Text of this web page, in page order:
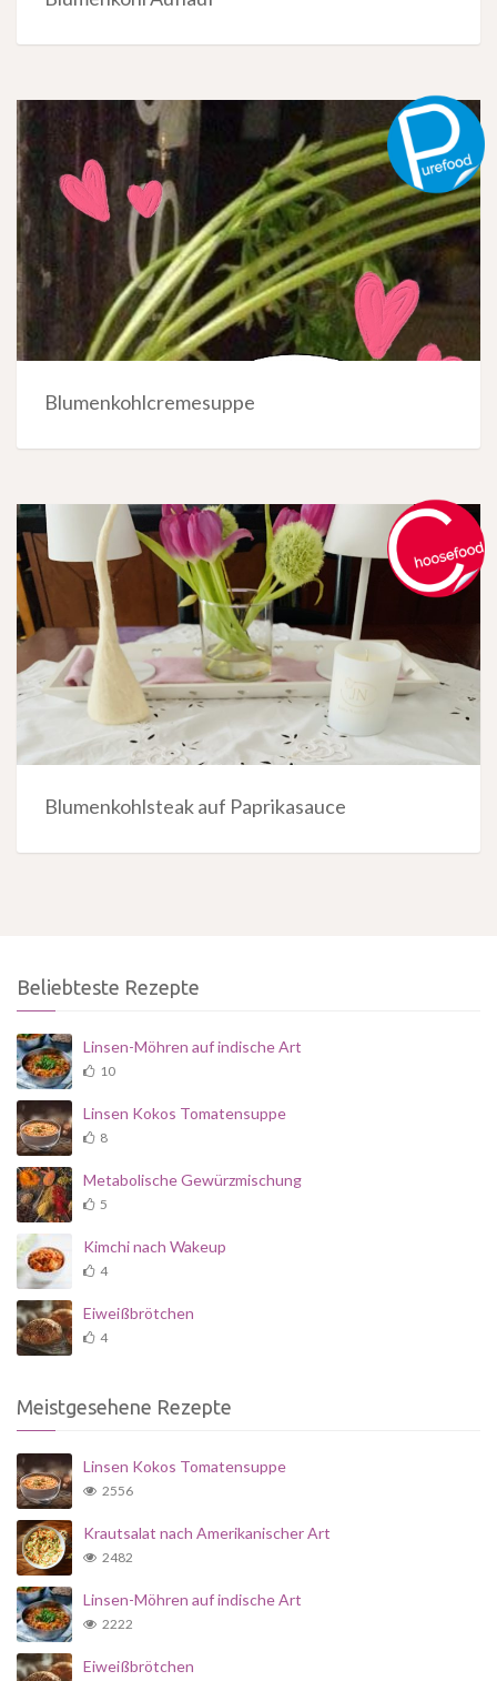
Blumenkohlcremesuppe
Blumenkohlsteak auf Paprikasauce
Beliebteste Rezepte
Linsen-Möhren auf indische Art
10
Linsen Kokos Tomatensuppe
8
Metabolische Gewürzmischung
5
Kimchi nach Wakeup
4
Eiweißbrötchen
4
Meistgesehene Rezepte
Linsen Kokos Tomatensuppe
2556
Krautsalat nach Amerikanischer Art
2482
Linsen-Möhren auf indische Art
2222
Eiweißbrötchen